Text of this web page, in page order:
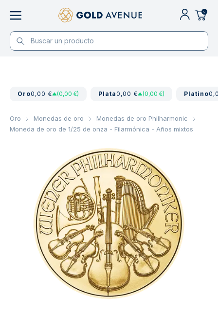
0
Oro0,00 € (0,00 €) Plata0,00 € (0,00 €) Platino
Oro Monedas de oro
Monedas de oro Philharmonic
Moneda de oro de 1/25 de onza - Filarmónica - Años mixtos